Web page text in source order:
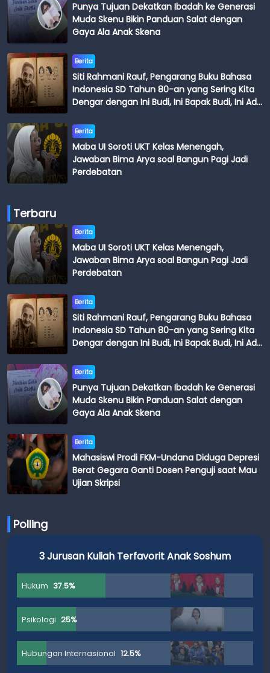
Punya Tujuan Dekatkan Ibadah ke Generasi
Muda Skenu Bikin Panduan Salat dengan
Gaya Ala Anak Skena
Berita
Siti Rahmani Rauf, Pengarang Buku Bahasa
Indonesia SD Tahun 80-an yang Sering Kita
Dengar dengan Ini Budi, Ini Bapak Budi, Ini Adik
Berita
Maba UI Soroti UKT Kelas Menengah,
Jawaban Bima Arya soal Bangun Pagi Jadi
Perdebatan
Terbaru
Berita
Maba UI Soroti UKT Kelas Menengah,
Jawaban Bima Arya soal Bangun Pagi Jadi
Perdebatan
Berita
Siti Rahmani Rauf, Pengarang Buku Bahasa
Indonesia SD Tahun 80-an yang Sering Kita
Dengar dengan Ini Budi, Ini Bapak Budi, Ini Adik
Berita
Punya Tujuan Dekatkan Ibadah ke Generasi
Muda Skenu Bikin Panduan Salat dengan
Gaya Ala Anak Skena
Berita
Mahasiswi Prodi FKM-Undana Diduga Depresi
Berat Gegara Ganti Dosen Penguji saat Mau
Ujian Skripsi
Polling
3 Jurusan Kuliah Terfavorit Anak Soshum
Hukum 37.5%
Psikologi 25%
Hubungan Internasional 12.5%